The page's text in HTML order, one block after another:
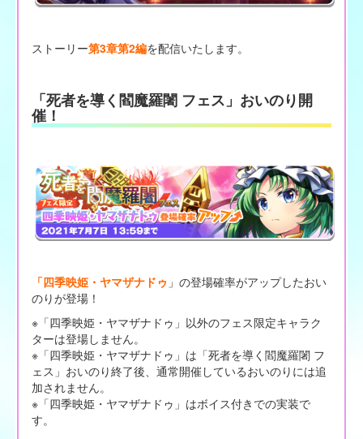
ストーリー第3章第2編を配信いたします。
「死者を導く閻魔羅闍 フェス」おいのり開
催！
「四季映姫・ヤマザナドゥ 」の登場確率がアップしたおい
のりが登場！
※「四季映姫・ヤマザナドゥ」以外のフェス限定キャラク
ターは登場しません。
※「四季映姫・ヤマザナドゥ」は「死者を導く閻魔羅闍 フ
ェス」おいのり終了後、通常開催しているおいのりには追
加されません。
※「四季映姫・ヤマザナドゥ」はボイス付きでの実装で
す。